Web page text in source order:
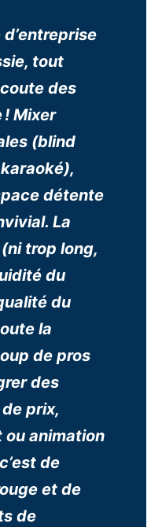
tout
des
! Mixer
(blind
détente
La
trop long,
du
du
la
de pros
des
prix,
animation
de
et de
de